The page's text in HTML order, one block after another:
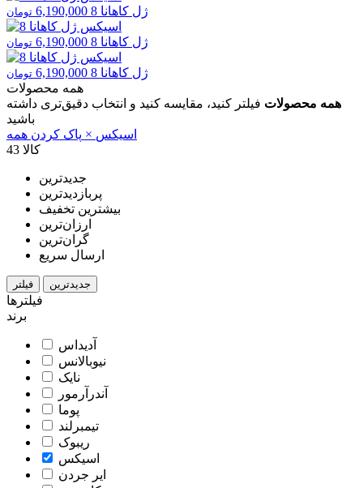
ژل کاهانا 8 6,190,000 تومان
ژل کاهانا 8 6,190,000 تومان
ژل کاهانا 8 6,190,000 تومان
همه محصولات
همه محصولات فیلتر کنید، مقایسه کنید و انتخاب دقیق‌تری داشته
باشید
اسیکس × پاک کردن همه
43 کالا
جدیدترین
پربازدیدترین
بیشترین تخفیف
ارزان‌ترین
گران‌ترین
ارسال سریع
فیلتر جدیدترین
فیلترها
برند
آدیداس
نیوبالانس
نایک
آندرآرمور
پوما
تیمبرلند
ریبوک
اسیکس
ایر جردن